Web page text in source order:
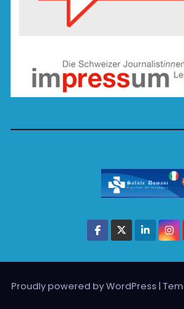
Proudly powered by WordPress |